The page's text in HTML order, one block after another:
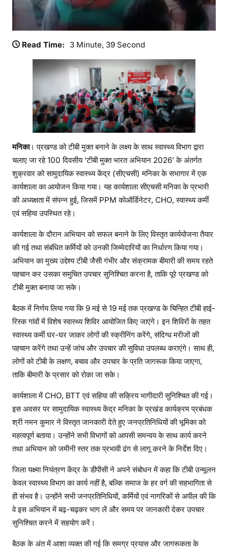
ला
आ
यो
जि
Read Time: 3 Minute, 39 Second
मनिका। प्रखण्ड को टीबी मुक्त बनाने के लक्ष्य के साथ स्वास्थ्य विभाग द्वारा
चलाए जा रहे 100 दिवसीय ‘टीबी मुक्त भारत अभियान 2026’ के अंतर्गत
शुक्रवार को सामुदायिक स्वास्थ्य केंद्र (सीएचसी) मनिका के सभागार में एक
कार्यशाला का आयोजन किया गया। यह कार्यशाला सीएचसी मनिका के प्रभारी
की अध्यक्षता में संपन्न हुई, जिसमें PPM कोऑर्डिनेटर, CHO, स्वास्थ्य कर्मी
एवं सहिया उपस्थित रहे।
कार्यशाला के दौरान अभियान को सफल बनाने के लिए विस्तृत कार्ययोजना तैयार
की गई तथा संबंधित कर्मियों को उनकी जिम्मेदारियों का निर्धारण किया गया।
अभियान का मुख्य उद्देश्य टीबी जैसी गंभीर और संक्रामक बीमारी की समय रहते
पहचान कर उसका समुचित उपचार सुनिश्चित करना है, ताकि पूरे प्रखण्ड को
टीबी मुक्त बनाया जा सके।
बैठक में निर्णय लिया गया कि 9 मई से 19 मई तक प्रखण्ड के चिन्हित टीबी हाई-
रिस्क गांवों में विशेष स्वास्थ्य शिविर आयोजित किए जाएंगे। इन शिविरों के तहत
स्वास्थ्य कर्मी घर-घर जाकर लोगों की स्क्रीनिंग करेंगे, संदिग्ध मरीजों की
पहचान करेंगे तथा उन्हें जांच और उपचार की सुविधा उपलब्ध कराएंगे। साथ ही,
लोगों को टीबी के लक्षण, बचाव और उपचार के प्रति जागरूक किया जाएगा,
ताकि बीमारी के प्रसार को रोका जा सके।
कार्यशाला में CHO, BTT एवं सहिया की सक्रिय भागीदारी सुनिश्चित की गई।
इस अवसर पर सामुदायिक स्वास्थ्य केंद्र मनिका के प्रखंड कार्यक्रम प्रबंधक
श्री नमन कुमार ने विस्तृत जानकारी देते हुए जनप्रतिनिधियों की भूमिका को
महत्वपूर्ण बताया। उन्होंने सभी विभागों को आपसी समन्वय के साथ कार्य करने
तथा अभियान को जमीनी स्तर तक प्रभावी ढंग से लागू करने के निर्देश दिए।
जिला यक्ष्मा नियंत्रण केंद्र के डीपीसी ने अपने संबोधन में कहा कि टीबी उन्मूलन
केवल स्वास्थ्य विभाग का कार्य नहीं है, बल्कि समाज के हर वर्ग की सहभागिता से
ही संभव है। उन्होंने सभी जनप्रतिनिधियों, कर्मियों एवं नागरिकों से अपील की कि
वे इस अभियान में बढ़-चढ़कर भाग लें और समय पर जानकारी देकर उपचार
सुनिश्चित करने में सहयोग करें।
बैठक के अंत में आशा व्यक्त की गई कि समग्र प्रयास और जागरूकता के